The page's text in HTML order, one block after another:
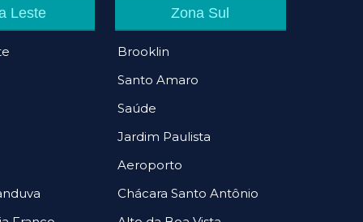
Leste Zona Sul
Brooklin
Santo Amaro
Saúde
Jardim Paulista
Aeroporto
Chácara Santo Antônio